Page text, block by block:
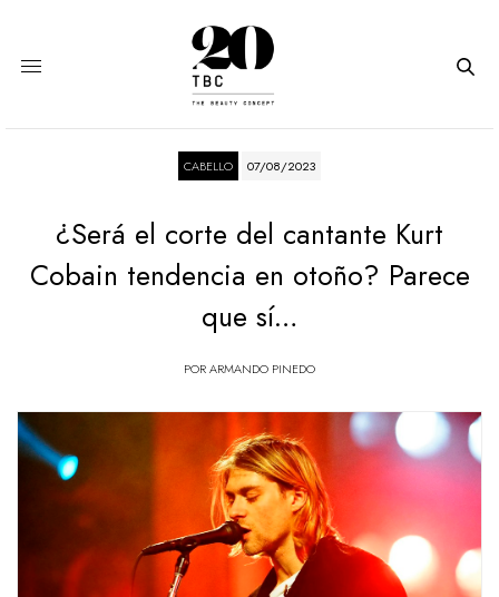
CABELLO 07/08/2023
¿Será el corte del cantante Kurt
Cobain tendencia en otoño? Parece
que sí…
PORARMANDO PINEDO